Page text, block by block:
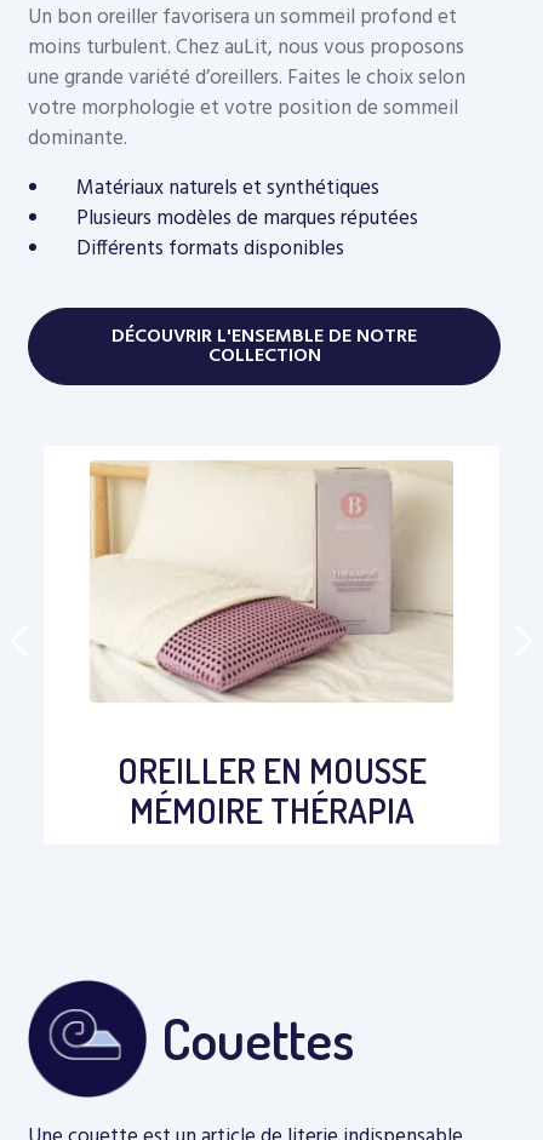
Un bon oreiller favorisera un sommeil profond et
moins turbulent. Chez auLit, nous vous proposons
une grande variété d’oreillers. Faites le choix selon
votre morphologie et votre position de sommeil
dominante.
Matériaux naturels et synthétiques
Plusieurs modèles de marques réputées
Différents formats disponibles
DÉCOUVRIR L'ENSEMBLE DE NOTRE
COLLECTION
OREILLER EN MOUSSE
MÉMOIRE THÉRAPIA
Couettes